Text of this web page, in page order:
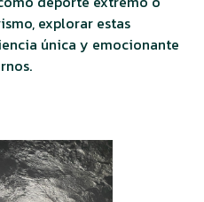
explorar estas
única y emocionante